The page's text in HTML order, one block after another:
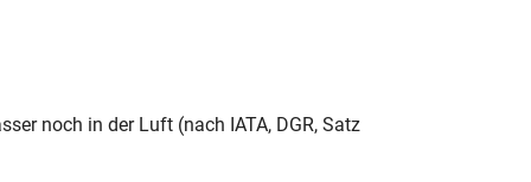
noch in der Luft (nach IATA, DGR, Satz